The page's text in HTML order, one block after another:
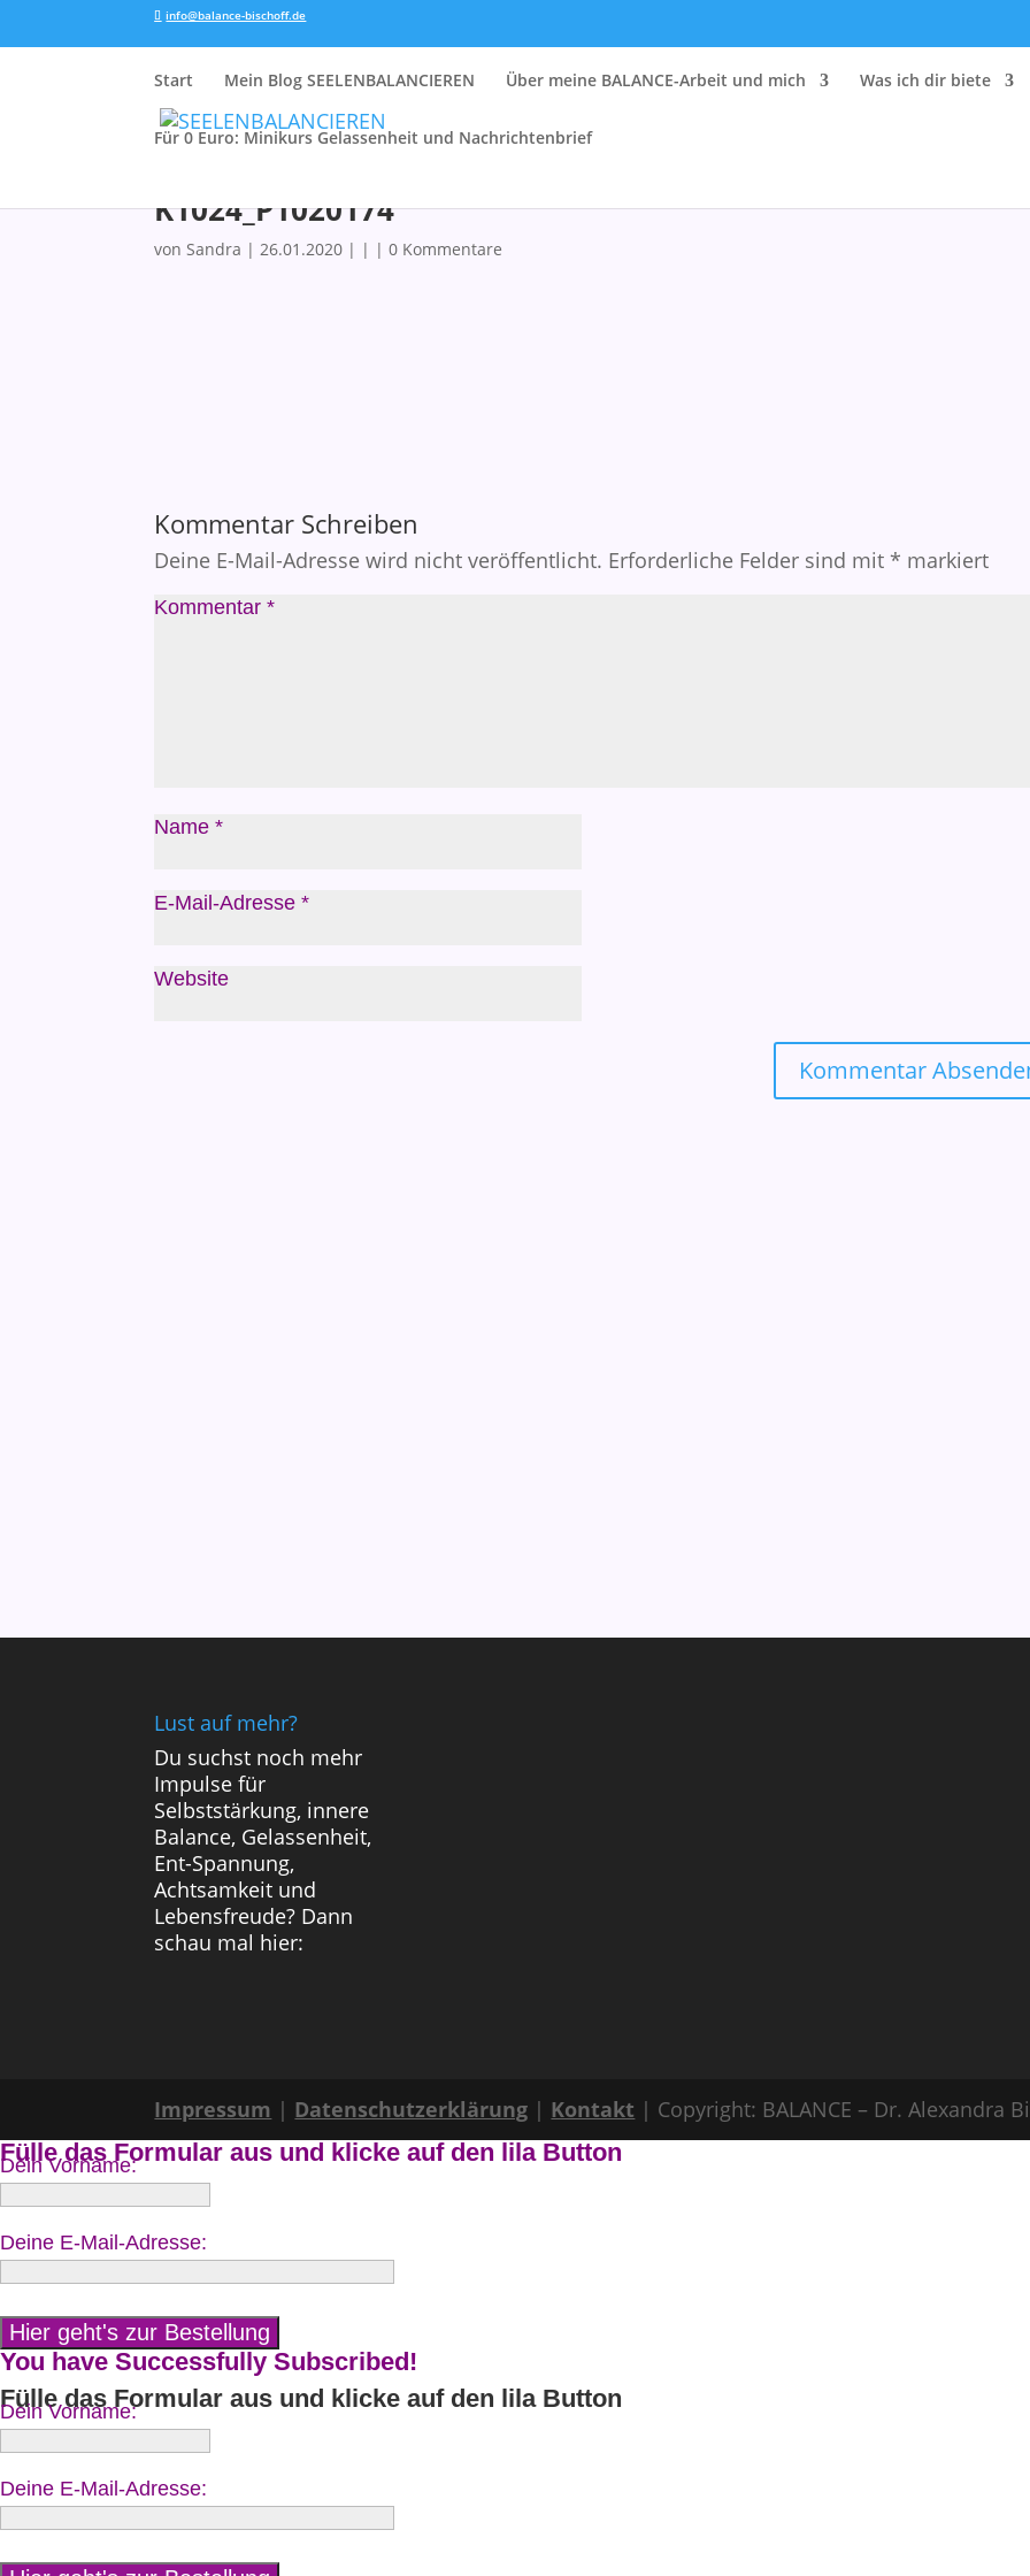
info@balance-bischoff.de
Start Mein Blog SEELENBALANCIEREN Über meine BALANCE-Arbeit und mich Was ich dir biete
Für 0 Euro: Minikurs Gelassenheit und Nachrichtenbrief
K1024_P1020174
vonSandra |26.01.2020 | | |0 Kommentare
Kommentar Schreiben
Deine E-Mail-Adresse wird nicht veröffentlicht. Erforderliche Felder sind mit* markiert
Kommentar*
Name*
E-Mail-Adresse*
Website
Lust auf mehr?
Du suchst noch mehr
Impulse für
Selbststärkung, innere
Balance, Gelassenheit,
Ent-Spannung,
Achtsamkeit und
Lebensfreude? Dann
schau mal hier:
Impressum | Datenschutzerklärung | Kontakt | Copyright: BALANCE – Dr. Alexandra
Fülle das Formular aus und klicke auf den lila Button
Dein Vorname:
Deine E-Mail-Adresse:
You have Successfully Subscribed!
Fülle das Formular aus und klicke auf den lila Button
Dein Vorname:
Deine E-Mail-Adresse: